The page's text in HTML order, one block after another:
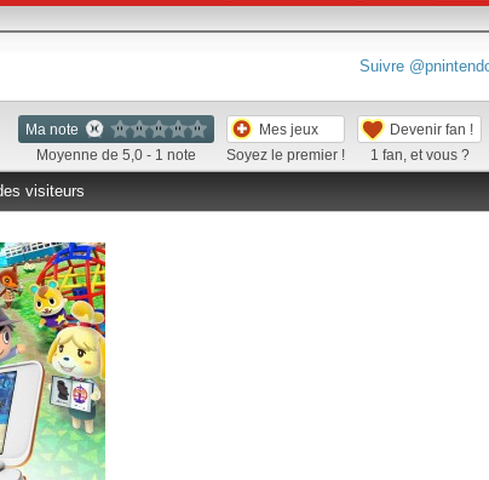
Suivre
Ma note
Moyenne de 5,0 - 1 note
Mes jeux
Soyez le premier !
Devenir fan !
1 fan, et vous ?
visiteurs